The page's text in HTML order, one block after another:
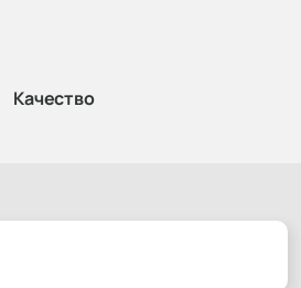
Качество